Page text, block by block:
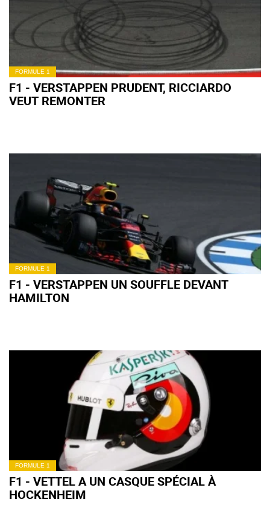
FORMULE 1
F1 - VERSTAPPEN PRUDENT, RICCIARDO
VEUT REMONTER
FORMULE 1
F1 - VERSTAPPEN UN SOUFFLE DEVANT
HAMILTON
FORMULE 1
F1 - VETTEL A UN CASQUE SPÉCIAL À
HOCKENHEIM